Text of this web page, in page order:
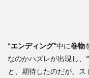
“エンディング”中に巻物
なのかハズレが出現し、
と、期待したのだが、ス